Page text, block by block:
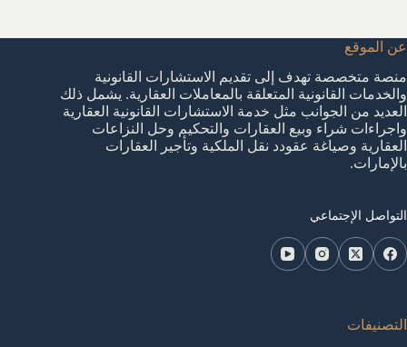
عن الموقع
منصة متخصصة تهدف إلى تقديم الاستشارات القانونية
والخدمات القانونية المتعلقة بالمعاملات العقارية. يشمل ذلك
العديد من الجوانب مثل خدمة الاستشارات القانونية العقارية
واجراءات شراء وبيع العقارات والتحكيم وحل النزاعات
العقارية وصياغة عقودد نقل الملكية وتأجير العقارات
بالإمارات.
التواصل الإجتماعي
التصنيفات